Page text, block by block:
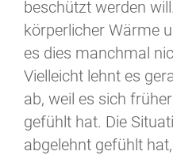
beschützt werden
körperlicher Wärme
es dies manchmal
Vielleicht lehnt es
ab, weil es sich
gefühlt hat. Die
abgelehnt gefühlt